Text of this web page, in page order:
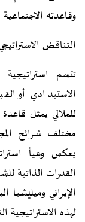
وقاعدته
التناقض
تتسم
الاستبدادي أو
للملالي يمثل
مختلف شرائح
يعكس وعياً
القدرات الذاتية
لهذه